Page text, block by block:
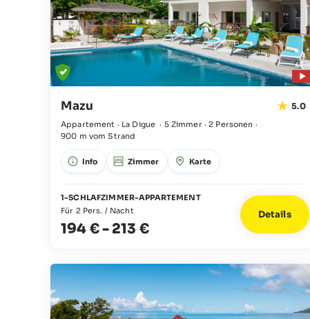
Mazu 5.0
Appartement · La Digue · 5 Zimmer·2 Personen ·
900 m vom Strand
Info Zimmer Karte
1-SCHLAFZIMMER-APPARTEMENT
Für 2 Pers. / Nacht
194 €- 213 €
Details